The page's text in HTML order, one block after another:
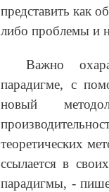
представить как
либо проблемы и
Важно
парадигме, с
новый
теоретических
ссылается в
парадигмы, -